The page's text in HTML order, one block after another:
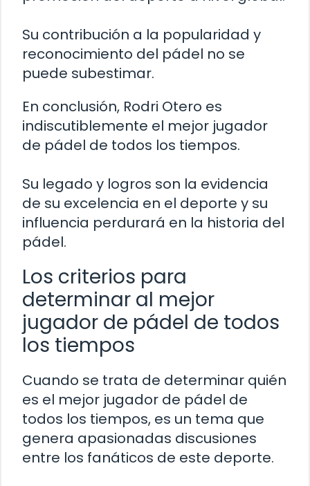
Su contribución a la popularidad y
reconocimiento del pádel no se
puede subestimar.
En conclusión, Rodri Otero es
indiscutiblemente el mejor jugador
de pádel de todos los tiempos.
Su legado y logros son la evidencia
de su excelencia en el deporte y su
influencia perdurará en la historia del
pádel.
Los criterios para
determinar al mejor
jugador de pádel de todos
los tiempos
Cuando se trata de determinar quién
es el mejor jugador de pádel de
todos los tiempos, es un tema que
genera apasionadas discusiones
entre los fanáticos de este deporte.